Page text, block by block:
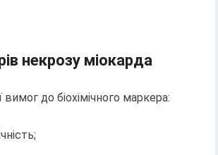
некрозу міокарда
вимог до біохімічного маркера: